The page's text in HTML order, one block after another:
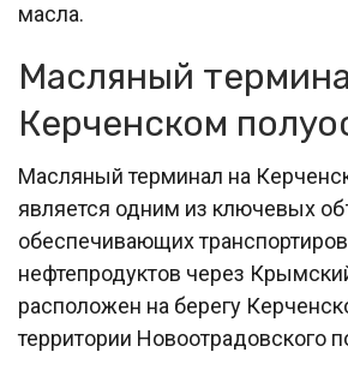
масла.
Масляный
Керченском
Масляный терминал на
является одним из ключевых
обеспечивающих
нефтепродуктов через
расположен на берегу
территории Новоотрадовского